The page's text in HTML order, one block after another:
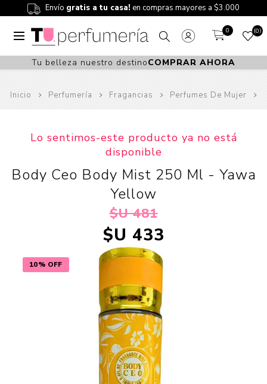
Envío gratis a tu casa! en compras mayores a $3.000
0 0
Tu belleza nuestro destinoCOMPRAR AHORA
Inicio Perfumería Fragancias Perfumes De Mujer
10% OFF
Lo sentimos-este producto ya no está
disponible
Body Ceo Body Mist 250 Ml - Yawa
Yellow
$U 481
$U 433